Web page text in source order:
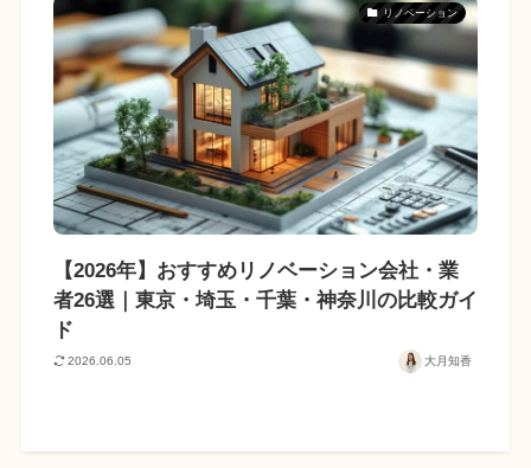
リノベーション
【2026年】おすすめリノベーション会社・業
者26選｜東京・埼玉・千葉・神奈川の比較ガイ
ド
2026.06.05 大月知香